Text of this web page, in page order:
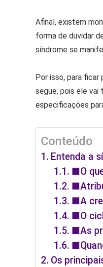
Afinal, existem
forma de duvidar
síndrome se
Por isso, para
segue, pois ele vai
especificações
Conteúdo
Entenda a
■O
■A
■O
■As
Os